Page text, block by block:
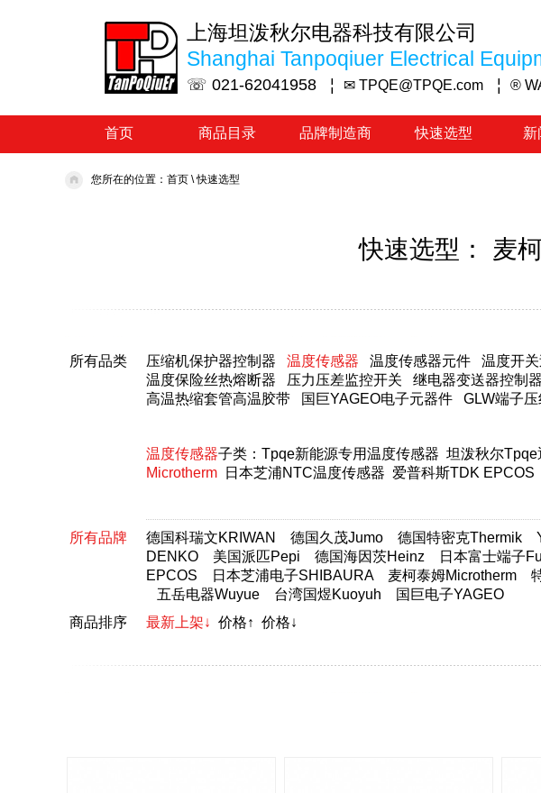
上海坦泼秋尔电器科技有限公司
Shanghai Tanpoqiuer Electrical
☏ 021-62041958 ¦ ✉ TPQE@TPQE.com ¦ ®
首页 商品目录 品牌制造商 快速选型 新
您所在的位置： 首页 \快速选型
快速选型： 麦
所有品类 压缩机保护器控制器 温度传感器 温度传感器元件 温度开
温度保险丝热熔断器
压力压差监控开关 继电器变送器控制器
高温热缩套管高温胶带
国巨YAGEO电子元器件 GLW端子
温度传感器子类： Tpqe新能源专用温度传感器 坦泼秋尔Tpqe
Microtherm
日本芝浦NTC温度传感器 爱普科斯TDK EPCOS
所有品牌 德国科瑞文KRIWAN 德国久茂Jumo 德国特密克Thermik
DENKO
美国派匹Pepi 德国海因茨Heinz 日本富士端子
EPCOS
日本芝浦电子SHIBAURA 麦柯泰姆Microtherm
五岳电器Wuyue
台湾国煜Kuoyuh
国巨电子YAGEO
商品排序
最新上架↓ 价格↑ 价格↓